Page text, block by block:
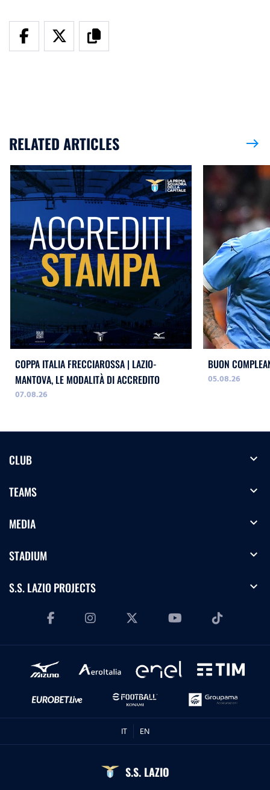
RELATED ARTICLES east
COPPA ITALIA FRECCIAROSSA | LAZIO-
MANTOVA, LE MODALITÀ DI ACCREDITO
07.08.26
BUON
05.08.26
CLUB expand_more
TEAMS expand_more
MEDIA expand_more
STADIUM expand_more
S.S. LAZIO PROJECTS expand_more
IT EN
S.S. LAZIO